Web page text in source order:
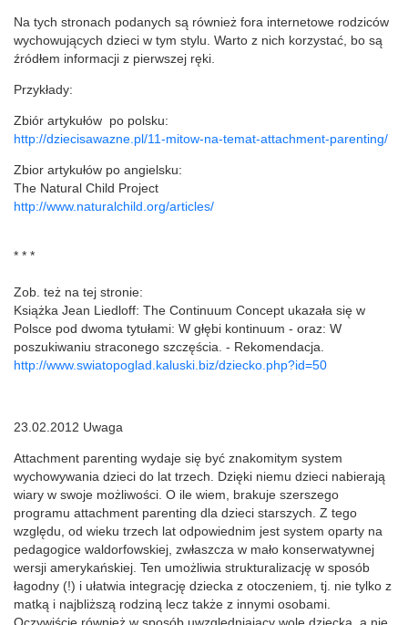
Na tych stronach podanych są również fora internetowe rodziców
wychowujących dzieci w tym stylu. Warto z nich korzystać, bo są
źródłem informacji z pierwszej ręki.
Przykłady:
Zbiór artykułów po polsku:
http://dziecisawazne.pl/11-mitow-na-temat-attachment-parenting/
Zbior artykułów po angielsku:
The Natural Child Project
http://www.naturalchild.org/articles/
* * *
Zob. też na tej stronie:
Książka Jean Liedloff: The Continuum Concept ukazała się w
Polsce pod dwoma tytułami: W głębi kontinuum - oraz: W
poszukiwaniu straconego szczęścia. - Rekomendacja.
http://www.swiatopoglad.kaluski.biz/dziecko.php?id=50
23.02.2012 Uwaga
Attachment parenting wydaje się być znakomitym system
wychowywania dzieci do lat trzech. Dzięki niemu dzieci nabierają
wiary w swoje możliwości. O ile wiem, brakuje szerszego
programu attachment parenting dla dzieci starszych. Z tego
względu, od wieku trzech lat odpowiednim jest system oparty na
pedagogice waldorfowskiej, zwłaszcza w mało konserwatywnej
wersji amerykańskiej. Ten umożliwia strukturalizację w sposób
łagodny (!) i ułatwia integrację dziecka z otoczeniem, tj. nie tylko z
matką i najbliższą rodziną lecz także z innymi osobami.